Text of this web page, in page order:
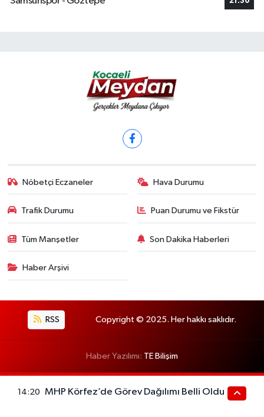
Nöbetçi Eczaneler Hava Durumu
Trafik Durumu Puan Durumu ve Fikstür
Tüm Manşetler Son Dakika Haberleri
Haber Arşivi
RSS Copyright © 2025. Her hakkı saklıdır.
Haber Yazılımı: TE Bilişim
14:20 MHP Körfez’de Görev Dağılımı Belli Oldu